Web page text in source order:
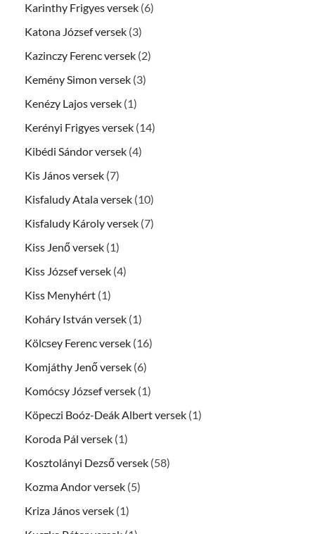
Karinthy Frigyes versek (6)
Katona József versek (3)
Kazinczy Ferenc versek (2)
Kemény Simon versek (3)
Kenézy Lajos versek (1)
Kerényi Frigyes versek (14)
Kibédi Sándor versek (4)
Kis János versek (7)
Kisfaludy Atala versek (10)
Kisfaludy Károly versek (7)
Kiss Jenő versek (1)
Kiss József versek (4)
Kiss Menyhért (1)
Koháry István versek (1)
Kölcsey Ferenc versek (16)
Komjáthy Jenő versek (6)
Komócsy József versek (1)
Köpeczi Boóz-Deák Albert versek (1)
Koroda Pál versek (1)
Kosztolányi Dezső versek (58)
Kozma Andor versek (5)
Kriza János versek (1)